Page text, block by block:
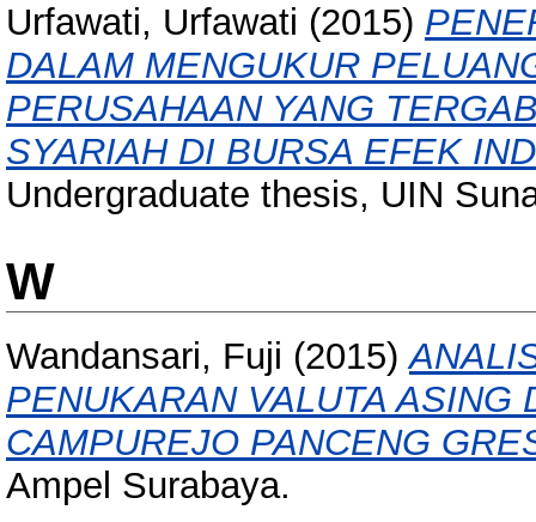
Urfawati, Urfawati (2015)
DALAM MENGUKUR
PERUSAHAAN YANG
SYARIAH DI BURSA EFEK
Undergraduate thesis, UIN
W
Wandansari, Fuji (2015)
PENUKARAN VALUTA ASING
CAMPUREJO PANCENG
Ampel Surabaya.